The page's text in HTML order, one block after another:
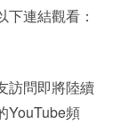
連結觀看：
訪問即將陸續
YouTube頻